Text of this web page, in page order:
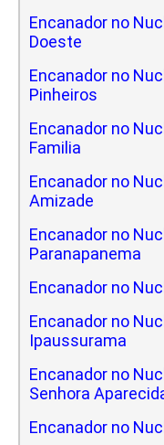
Encanador no
Doeste
Encanador no
Pinheiros
Encanador no
Familia
Encanador no
Amizade
Encanador no
Paranapanema
Encanador no
Encanador no
Ipaussurama
Encanador no
Senhora
Encanador no